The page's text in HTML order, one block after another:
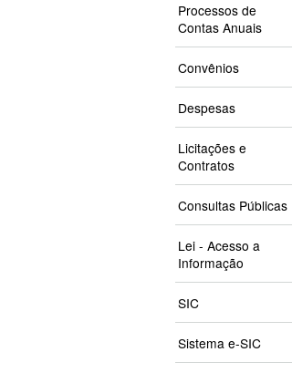
Processos de
Contas Anuais
Convênios
Despesas
Licitações e
Contratos
Consultas Públicas
Lei - Acesso a
Informação
SIC
Sistema e-SIC